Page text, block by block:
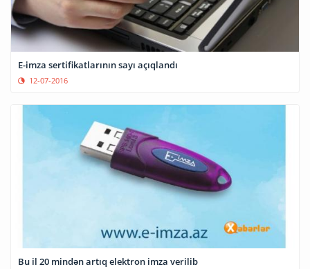
E-imza sertifikatlarının sayı açıqlandı
12-07-2016
Bu il 20 mindən artıq elektron imza verilib